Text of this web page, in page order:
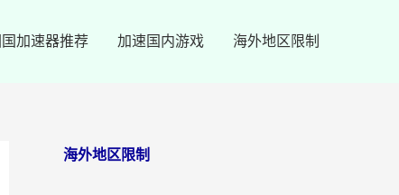
国加速器推荐 加速国内游戏 海外地区限制
海外地区限制